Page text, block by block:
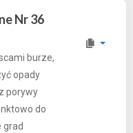
Nr 36
burze,
opady
porywy
do
grad